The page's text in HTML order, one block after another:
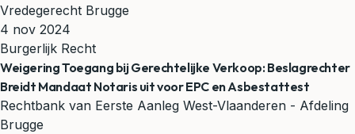
Vredegerecht Brugge
4 nov 2024
Burgerlijk Recht
Weigering Toegang bij Gerechtelijke Verkoop: Beslagrechter
Breidt Mandaat Notaris uit voor EPC en Asbestattest
Rechtbank van Eerste Aanleg West-Vlaanderen - Afdeling
Brugge